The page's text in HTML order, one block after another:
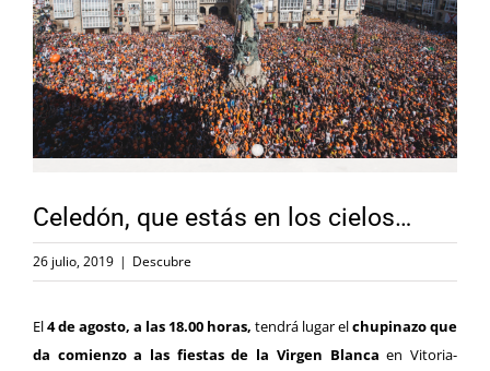
Celedón, que estás en los cielos…
26 julio, 2019 | Descubre
El4 de agosto, a las 18.00 horas, tendrá lugar elchupinazo que
da comienzo a las fiestas de la Virgen Blanca en Vitoria-